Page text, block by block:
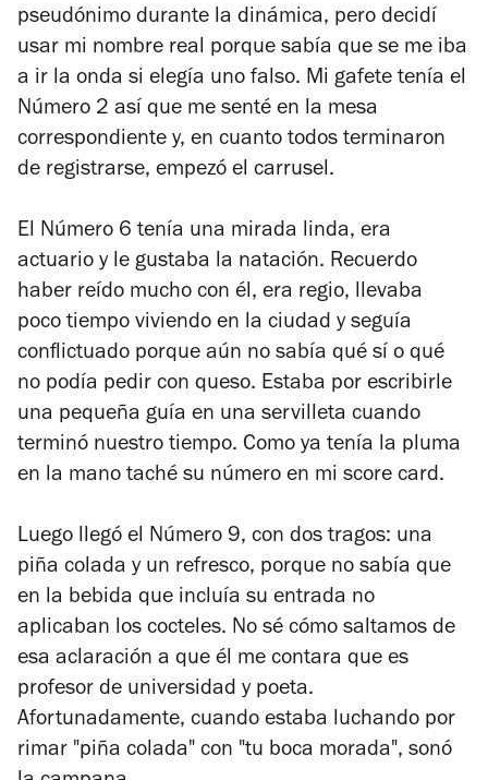
pseudónimo durante la dinámica, pero decidí
usar mi nombre real porque sabía que se me iba
a ir la onda si elegía uno falso. Mi gafete tenía el
Número 2 así que me senté en la mesa
correspondiente y, en cuanto todos terminaron
de registrarse, empezó el carrusel.
El Número 6 tenía una mirada linda, era
actuario y le gustaba la natación. Recuerdo
haber reído mucho con él, era regio, llevaba
poco tiempo viviendo en la ciudad y seguía
conflictuado porque aún no sabía qué sí o qué
no podía pedir con queso. Estaba por escribirle
una pequeña guía en una servilleta cuando
terminó nuestro tiempo. Como ya tenía la pluma
en la mano taché su número en mi score card.
Luego llegó el Número 9, con dos tragos: una
piña colada y un refresco, porque no sabía que
en la bebida que incluía su entrada no
aplicaban los cocteles. No sé cómo saltamos de
esa aclaración a que él me contara que es
profesor de universidad y poeta.
Afortunadamente, cuando estaba luchando por
rimar "piña colada" con "tu boca morada", sonó